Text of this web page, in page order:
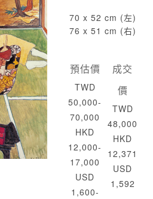
70 x 52 cm (左)
76 x 51 cm (右)
預估價
TWD
50,000-
70,000
HKD
12,000-
17,000
USD
1,600-
成交
價
TWD
48,000
HKD
12,371
USD
1,592